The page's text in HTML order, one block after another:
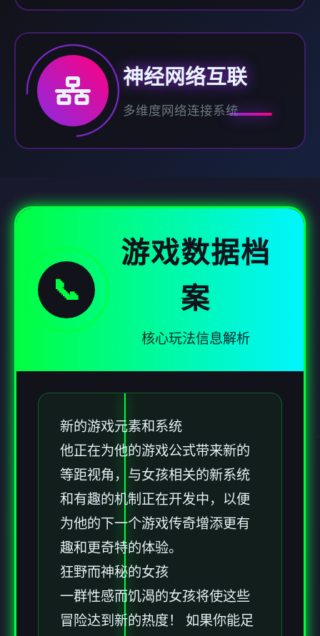
神经网络互联
多维度网络连接系统
📞
游戏数据档
案
核心玩法信息解析
新的游戏元素和系统
他正在为他的游戏公式带来新的
等距视角，与女孩相关的新系统
和有趣的机制正在开发中，以便
为他的下一个游戏传奇增添更有
趣和更奇特的体验。
狂野而神秘的女孩
一群性感而饥渴的女孩将使这些
冒险达到新的热度！ 如果你能足